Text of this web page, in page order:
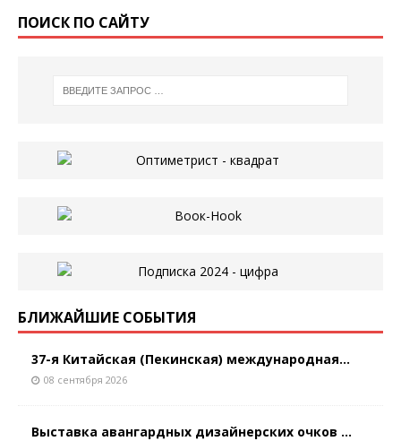
ПОИСК ПО САЙТУ
БЛИЖАЙШИЕ СОБЫТИЯ
37-я Китайская (Пекинская) международная...
08 сентября 2026
Выставка авангардных дизайнерских очков ...